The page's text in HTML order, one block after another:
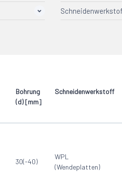
30
Bohrung
(d) [mm]
Schneidenwerkstoff
30(-40)
WPL
(Wendeplatten)